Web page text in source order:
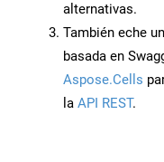
alternativas.
También eche
basada en
Aspose.Cells
la API REST.